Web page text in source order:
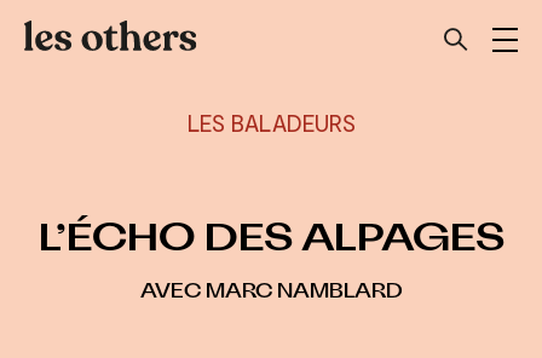
LES BALADEURS
L’ÉCHO DES ALPAGES
AVEC MARC NAMBLARD